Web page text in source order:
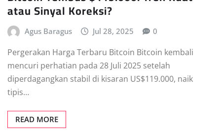
atau Sinyal Koreksi?
Agus Baragus Jul 28, 2025 0
Pergerakan Harga Terbaru Bitcoin Bitcoin kembali
mencuri perhatian pada 28 Juli 2025 setelah
diperdagangkan stabil di kisaran US$119.000, naik
tipis…
READ MORE